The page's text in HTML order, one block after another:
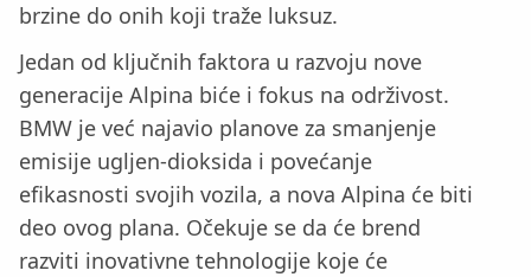
brzine do onih koji traže luksuz.
Jedan od ključnih faktora u razvoju nove
generacije Alpina biće i fokus na održivost.
BMW je već najavio planove za smanjenje
emisije ugljen-dioksida i povećanje
efikasnosti svojih vozila, a nova Alpina će biti
deo ovog plana. Očekuje se da će brend
razviti inovativne tehnologije koje će